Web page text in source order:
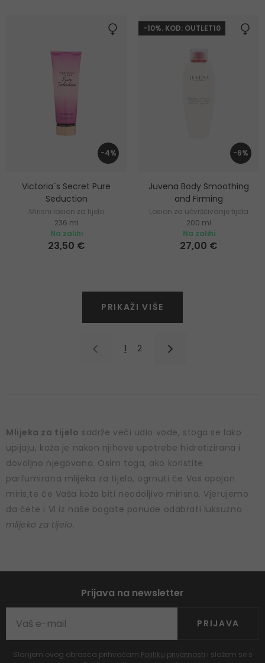
-4%
Victoria´s Secret Pure
Seduction
Mirisni losion za tijelo
236 ml
Na zalihi
23,50 €
-10%. KOD: OUTLET10
-6%
Juvena Body Smoothing
and Firming
Losion za učvršćivanje tijela
200 ml
Na zalihi
27,00 €
PRIKAŽI VIŠE
1 2
Mlijeka za tijelo sadrže veći udio vode, stoga se lako
upijaju, koža je nakon njihove upotrebe hidratizirana i
dovoljno njegovana. Osim toga, ako koristite
parfumirana mlijeka za tijelo, ogrnuti će Vas opojan
miris,te će Vaša koža biti neodoljivo mirisna. Vjerujemo
da ćete i Vi iz naše bogate ponude odabrati luksuzno
mlijeko za tijelo.
Prijava na newsletter
PRIJAVA
Slanjem ovog obrasca prihvaćam Politiku privatnosti i slažem se s